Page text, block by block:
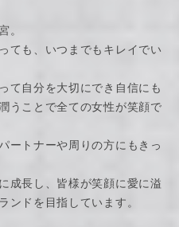
。
ても、いつまでもキレイでい
て自分を大切にでき自信にも
うことで全ての女性が笑顔で
ートナーや周りの方にもきっ
成長し、皆様が笑顔に愛に溢
ンドを目指しています。